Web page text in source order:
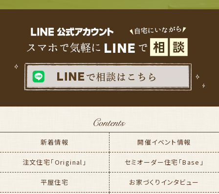
新着情報 開催イベント情報
注文住宅「Original」 セミオーダー住宅「Base」
平屋住宅 お家づくりインタビュー